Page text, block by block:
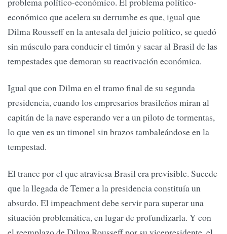
económico que acelera su derrumbe es que, igual que
Dilma Rousseff en la antesala del juicio político, se quedó
sin músculo para conducir el timón y sacar al Brasil de las
tempestades que demoran su reactivación económica.
Igual que con Dilma en el tramo final de su segunda
presidencia, cuando los empresarios brasileños miran al
capitán de la nave esperando ver a un piloto de tormentas,
lo que ven es un timonel sin brazos tambaleándose en la
tempestad.
El trance por el que atraviesa Brasil era previsible. Sucede
que la llegada de Temer a la presidencia constituía un
absurdo. El impeachment debe servir para superar una
situación problemática, en lugar de profundizarla. Y con